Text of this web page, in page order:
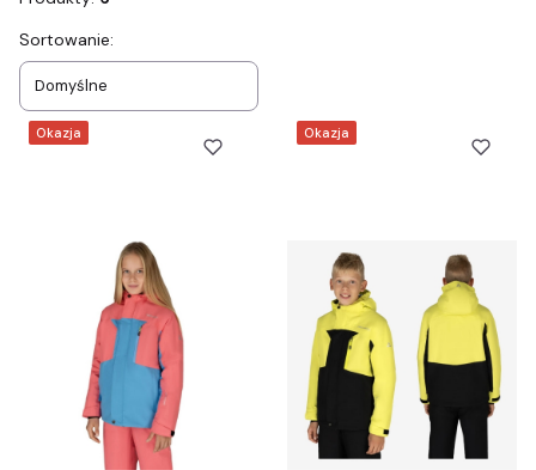
Lista produktów
Sortowanie:
Domyślne
Okazja Okazja